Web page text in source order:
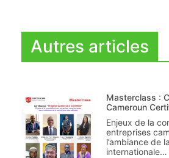
Autres articles
Masterclass :
Cameroun
Enjeux de la
entreprises
l’ambiance de
internationale…